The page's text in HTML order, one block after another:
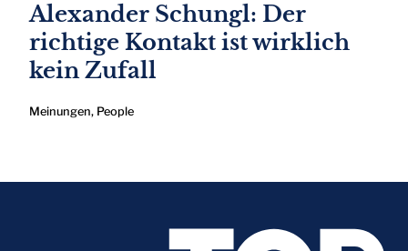
Alexander Schungl: Der
richtige Kontakt ist wirklich
kein Zufall
Meinungen, People